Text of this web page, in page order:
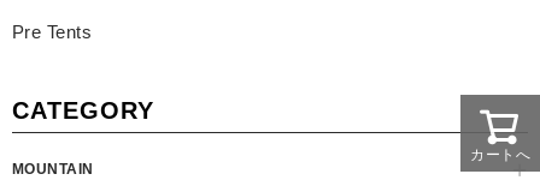
Pre Tents
CATEGORY
MOUNTAIN
カートへ